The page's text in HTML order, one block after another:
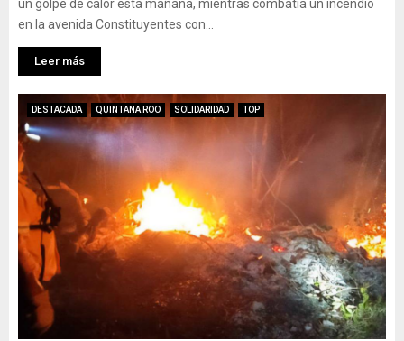
un golpe de calor esta mañana, mientras combatía un incendio
en la avenida Constituyentes con...
Leer más
DESTACADA QUINTANA ROO SOLIDARIDAD TOP